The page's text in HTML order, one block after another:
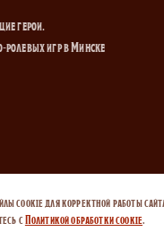
герои.
ролевых игр в Минске
оферты·Политика cookie
cookie для корректной работы
сПолитикой обработки cookie